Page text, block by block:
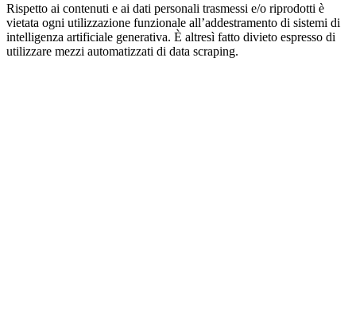
Rispetto ai contenuti e ai dati personali trasmessi e/o riprodotti è
vietata ogni utilizzazione funzionale all’addestramento di sistemi di
intelligenza artificiale generativa. È altresì fatto divieto espresso di
utilizzare mezzi automatizzati di data scraping.